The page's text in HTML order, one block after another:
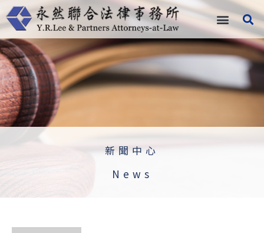
跳
至
主
要
內
容
新聞中心
News